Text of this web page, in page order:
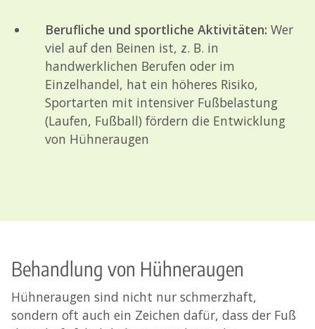
Berufliche und sportliche Aktivitäten: Wer
viel auf den Beinen ist, z. B. in
handwerklichen Berufen oder im
Einzelhandel, hat ein höheres Risiko,
Sportarten mit intensiver Fußbelastung
(Laufen, Fußball) fördern die Entwicklung
von Hühneraugen
Behandlung von Hühneraugen
Hühneraugen sind nicht nur schmerzhaft,
sondern oft auch ein Zeichen dafür, dass der Fuß